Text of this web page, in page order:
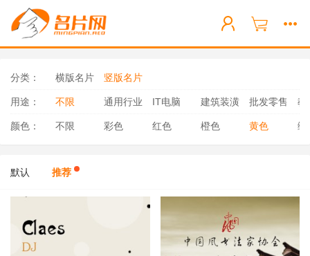
分类： 横版名片 竖版名片
用途： 不限 通用行业 IT电脑 建筑装潢 批发零售 教
颜色： 不限 彩色 红色 橙色 黄色 绿
默认 推荐